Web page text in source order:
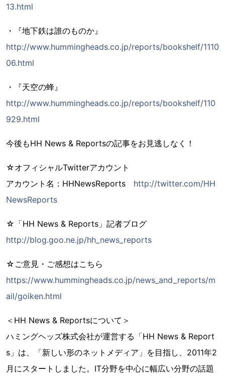
13.html
・『地下鉄は誰のものか』
http://www.hummingheads.co.jp/reports/bookshelf/1110
06.html
・『天空の蜂』
http://www.hummingheads.co.jp/reports/bookshelf/110
929.html
今後もHH News & Reportsの記事をお見逃しなく！
☆オフィシャルTwitterアカウント
アカウント名：HHNewsReports http://twitter.com/HH
NewsReports
☆「HH News & Reports」記者ブログ
http://blog.goo.ne.jp/hh_news_reports
☆ご意見・ご感想はこちら
https://www.hummingheads.co.jp/news_and_reports/m
ail/goiken.html
＜HH News & Reportsについて＞
ハミングヘッズ株式会社が運営する「HH News & Report
s」は、「新しい形のネットメディア」を目指し、2011年2
月にスタートしました。IT分野を中心に幅広い分野の話題